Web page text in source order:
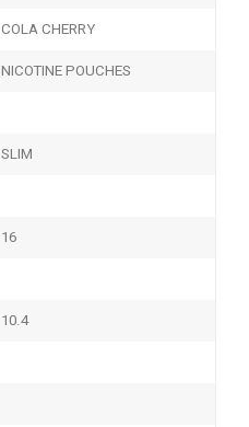
COLA CHERRY
NICOTINE POUCHES
SLIM
16
10.4